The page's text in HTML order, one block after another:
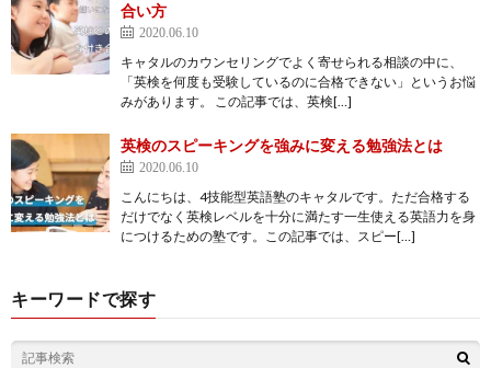
合い方
2020.06.10
キャタルのカウンセリングでよく寄せられる相談の中に、
「英検を何度も受験しているのに合格できない」というお悩
みがあります。 この記事では、英検[…]
英検のスピーキングを強みに変える勉強法とは
2020.06.10
こんにちは、4技能型英語塾のキャタルです。ただ合格する
だけでなく英検レベルを十分に満たす一生使える英語力を身
につけるための塾です。この記事では、スピー[…]
キーワードで探す